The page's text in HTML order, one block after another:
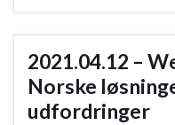
2021.04.12 –
Norske
udfordringer